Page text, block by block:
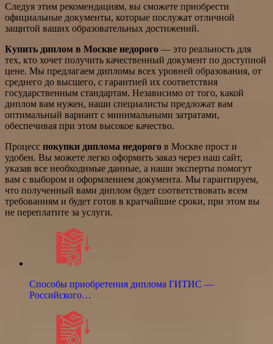
Следуя этим рекомендациям, вы сможете приобрести
официальные документы, которые послужат отличной
защитой ваших образовательных достижений.
Купить диплом в Москве недорого — это реальность для
тех, кто хочет получить качественный документ по доступной
цене. Мы предлагаем дипломы всех уровней образования, от
среднего до высшего, с гарантией их соответствия
государственным стандартам. Независимо от того, какой
диплом вам нужен, наши специалисты предложат вам
оптимальный вариант с минимальными затратами,
обеспечивая при этом высокое качество.
Процесс покупки диплома недорого в Москве прост и
удобен. Вы можете легко оформить заказ через наш сайт,
указав все необходимые данные, а наши эксперты помогут
вам с выбором и оформлением документа. Мы гарантируем,
что полученный вами диплом будет соответствовать всем
требованиям и будет готов в кратчайшие сроки, при этом вы
не переплатите за услуги.
Способы приобретения диплома ГИТИС —
Российского…